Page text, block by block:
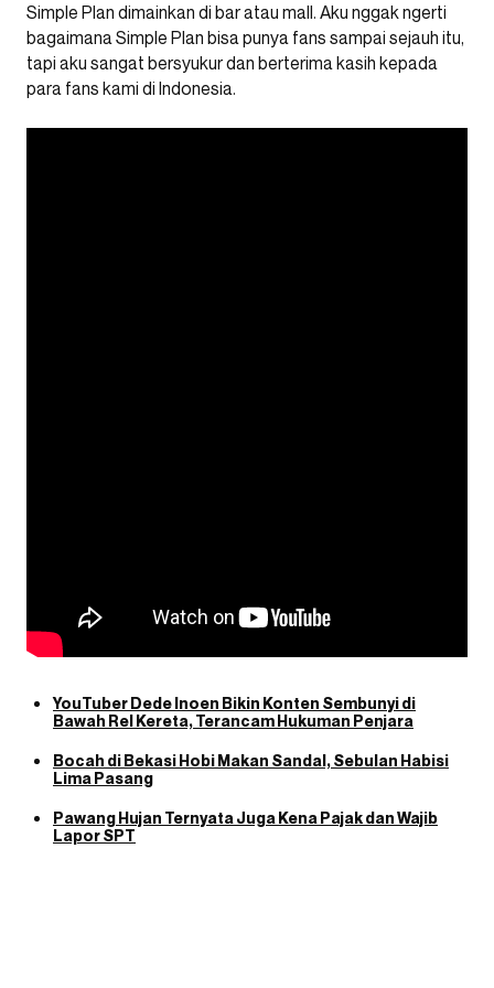
Simple Plan dimainkan di bar atau mall. Aku nggak ngerti
bagaimana Simple Plan bisa punya fans sampai sejauh itu,
tapi aku sangat bersyukur dan berterima kasih kepada
para fans kami di Indonesia.
YouTuber Dede Inoen Bikin Konten Sembunyi di
Bawah Rel Kereta, Terancam Hukuman Penjara
Bocah di Bekasi Hobi Makan Sandal, Sebulan Habisi
Lima Pasang
Pawang Hujan Ternyata Juga Kena Pajak dan Wajib
Lapor SPT